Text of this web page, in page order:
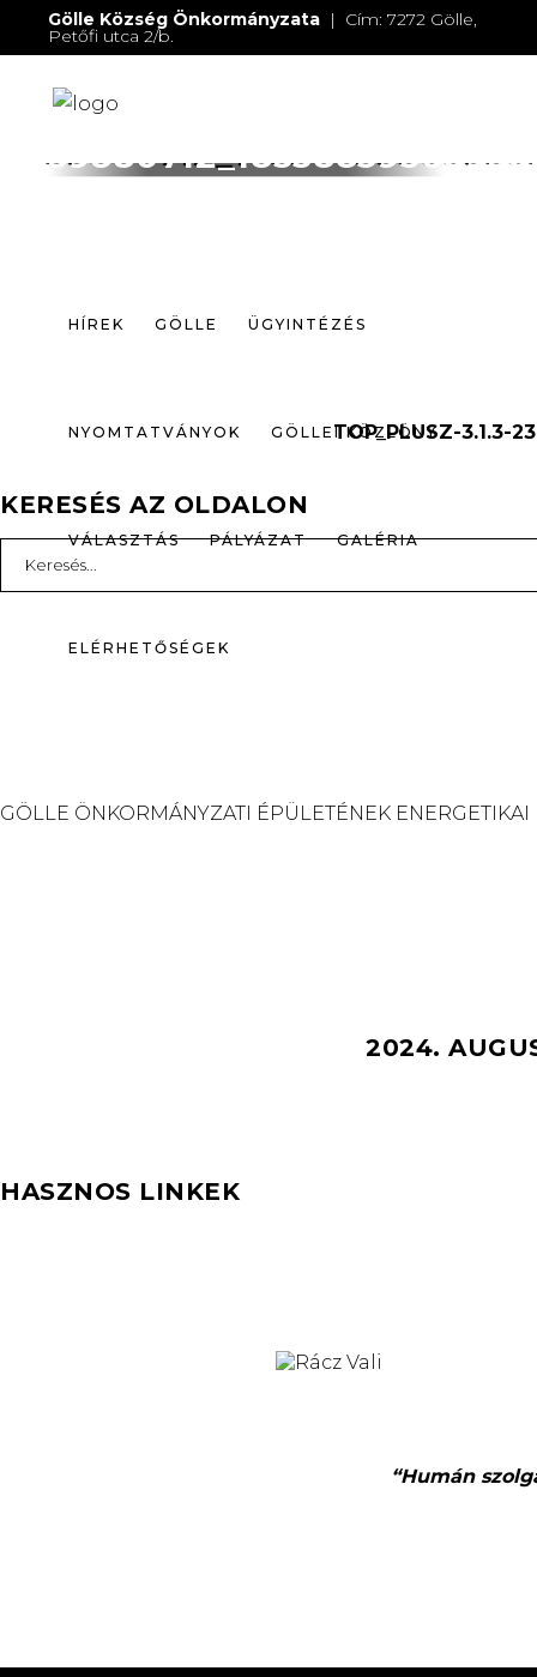
Gölle Község Önkormányzata | Cím: 7272 Gölle,
Petőfi utca 2/b.
HÍREK GÖLLE ÜGYINTÉZÉS
NYOMTATVÁNYOK GÖLLEI KÖZLÖNY
VÁLASZTÁS PÁLYÁZAT GALÉRIA
ELÉRHETŐSÉGEK
TOP_PLUSZ-
KERESÉS AZ OLDALON
for:
GÖLLE ÖNKORMÁNYZATI ÉPÜLETÉNEK ENERGETIKAI
2024.
HASZNOS LINKEK
“Humán